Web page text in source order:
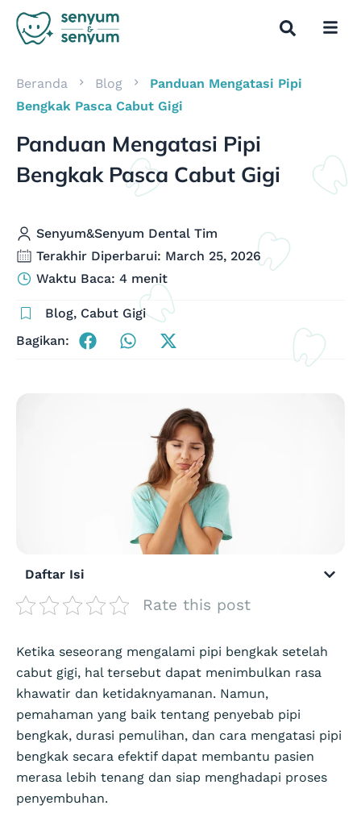
Beranda Blog
Panduan Mengatasi Pipi
Bengkak Pasca Cabut Gigi
Panduan Mengatasi Pipi
Bengkak Pasca Cabut Gigi
Senyum&Senyum Dental Tim
Terakhir Diperbarui: March 25, 2026
Waktu Baca: 4 menit
Blog, Cabut Gigi
Bagikan:
Daftar Isi
Rate this post
Ketika seseorang mengalami pipi bengkak setelah
cabut gigi, hal tersebut dapat menimbulkan rasa
khawatir dan ketidaknyamanan. Namun,
pemahaman yang baik tentang penyebab pipi
bengkak, durasi pemulihan, dan cara mengatasi pipi
bengkak secara efektif dapat membantu pasien
merasa lebih tenang dan siap menghadapi proses
penyembuhan.